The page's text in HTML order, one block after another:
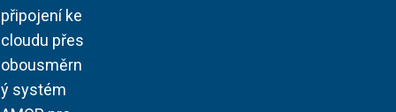
připojení ke
cloudu přes
obousměrn
ý systém